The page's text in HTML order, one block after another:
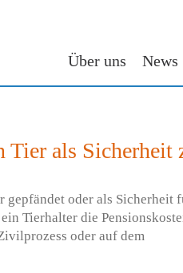
Über uns News
Tier als
oder als Sicherheit
Tierhalter die
oder auf dem